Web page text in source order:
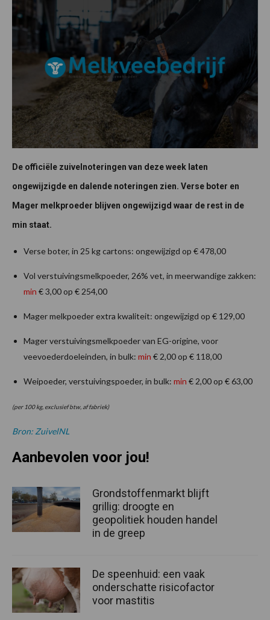
De officiële zuivelnoteringen van deze week laten
ongewijzigde en dalende noteringen zien. Verse boter en
Mager melkproeder blijven ongewijzigd waar de rest in de
min staat.
Verse boter, in 25 kg cartons: ongewijzigd op € 478,00
Vol verstuivingsmelkpoeder, 26% vet, in meerwandige zakken:
min € 3,00 op € 254,00
Mager melkpoeder extra kwaliteit: ongewijzigd op € 129,00
Mager verstuivingsmelkpoeder van EG-origine, voor
veevoederdoeleinden, in bulk: min € 2,00 op € 118,00
Weipoeder, verstuivingspoeder, in bulk: min € 2,00 op € 63,00
(per 100 kg, exclusief btw, af fabriek)
Bron: ZuivelNL
Aanbevolen voor jou!
Grondstoffenmarkt blijft
grillig: droogte en
geopolitiek houden handel
in de greep
De speenhuid: een vaak
onderschatte risicofactor
voor mastitis